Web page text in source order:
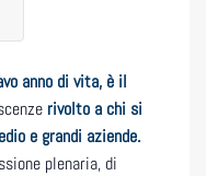
anno di vita, è il
rivolto a chi si
e grandi aziende.
plenaria, di